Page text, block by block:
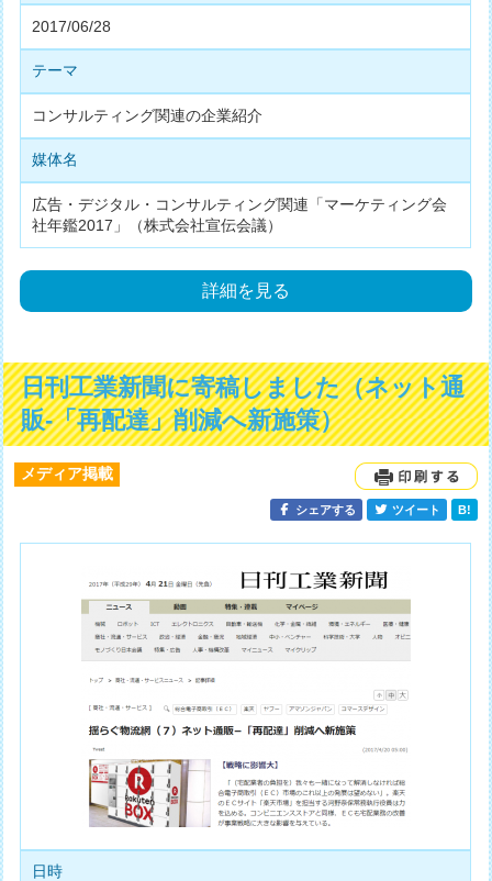
2017/06/28
テーマ
コンサルティング関連の企業紹介
媒体名
広告・デジタル・コンサルティング関連「マーケティング会
社年鑑2017」（株式会社宣伝会議）
詳細を見る
日刊工業新聞に寄稿しました（ネット通
販-「再配達」削減へ新施策）
メディア掲載
シェアする ツイート B!
日時